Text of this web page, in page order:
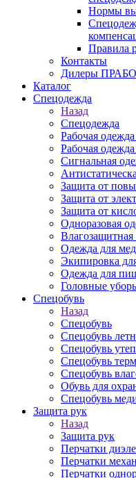
Нормы
Правила
Контакты
Дилеры ПРАБО
Каталог
Спецодежда
Назад
Спецодежда
Рабочая одежда
Рабочая
Сигнальная
Защита от
Защита от
Защита от
Одноразовая
Влагозащитная
Одежда для
Экипировка
Одежда для
Головные
Спецобувь
Назад
Спецобувь
Спецобувь
Спецобувь
Спецобувь
Спецобувь
Обувь для
Спецобувь
Защита рук
Назад
Защита рук
Перчатки
Перчатки
Перчатки